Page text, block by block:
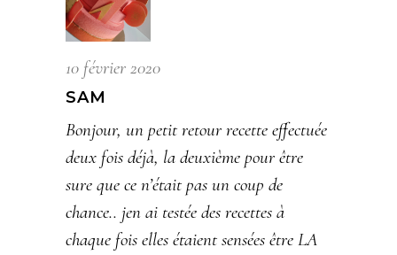
10 février 2020
SAM
Bonjour, un petit retour recette effectuée
deux fois déjà, la deuxième pour être
sure que ce n’était pas un coup de
chance.. jen ai testée des recettes à
chaque fois elles étaient sensées être LA